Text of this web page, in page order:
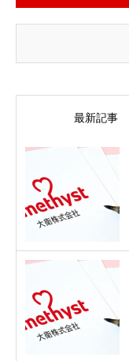
最新記事